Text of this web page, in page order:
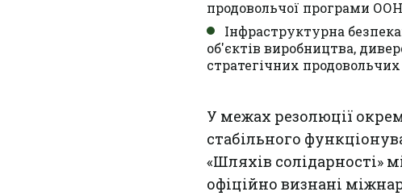
продовольчої програми
Інфраструктурна
об'єктів виробництва,
стратегічних продовольчих
У межах резолюції
стабільного
«Шляхів солідарності»
офіційно визнані